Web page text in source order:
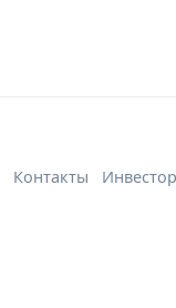
Контакты